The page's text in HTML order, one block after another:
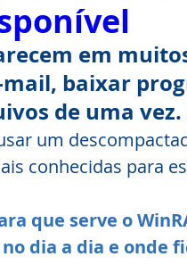
em
baixar
de uma vez.
um
conhecidas para
que serve o
dia a dia e onde